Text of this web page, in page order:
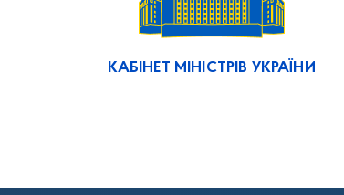
КАБІНЕТ МІНІСТРІВ УКРАЇНИ